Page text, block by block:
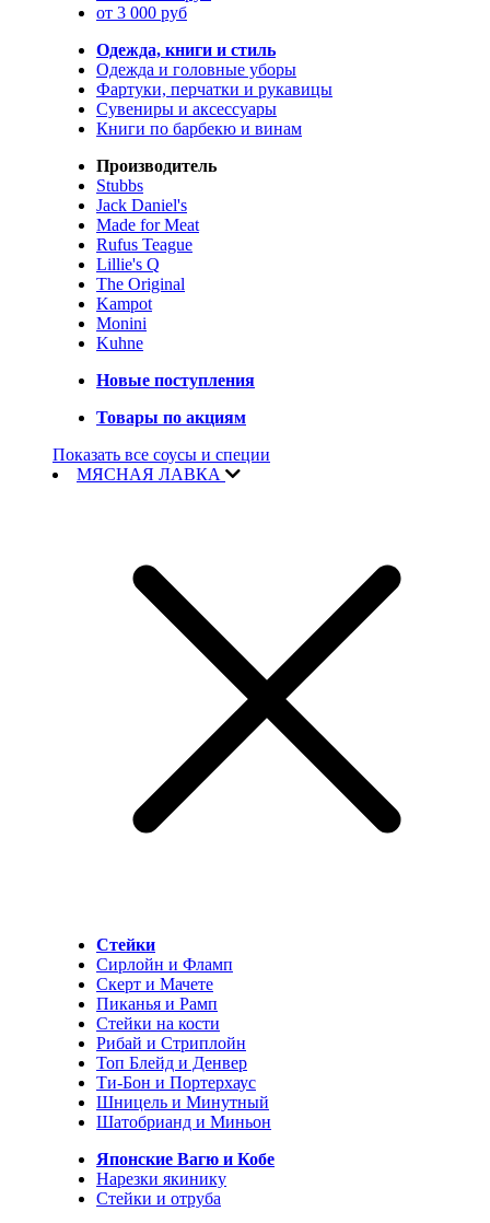
от 3 000 руб
Одежда, книги и стиль
Одежда и головные уборы
Фартуки, перчатки и рукавицы
Сувениры и аксессуары
Книги по барбекю и винам
Производитель
Stubbs
Jack Daniel's
Made for Meat
Rufus Teague
Lillie's Q
The Original
Kampot
Monini
Kuhne
Новые поступления
Товары по акциям
Показать все соусы и специи
МЯСНАЯ ЛАВКА
Стейки
Сирлойн и Фламп
Скерт и Мачете
Пиканья и Рамп
Стейки на кости
Рибай и Стриплойн
Топ Блейд и Денвер
Ти-Бон и Портерхаус
Шницель и Минутный
Шатобрианд и Миньон
Японские Вагю и Кобе
Нарезки якинику
Стейки и отруба